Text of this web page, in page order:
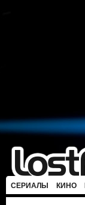
СЕРИАЛЫ КИНО